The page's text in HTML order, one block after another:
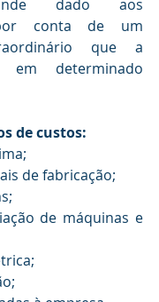
dado aos
conta de um
que a
em determinado
de custos:
de fabricação;
de máquinas e